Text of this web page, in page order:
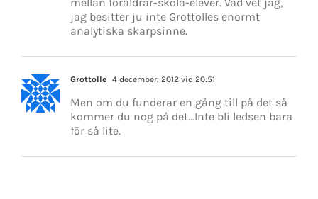
jag besitter ju inte Grottolles enormt
analytiska skarpsinne.
Grottolle 4 december, 2012 vid 20:51
Men om du funderar en gång till på det så
kommer du nog på det…Inte bli ledsen bara
för så lite.